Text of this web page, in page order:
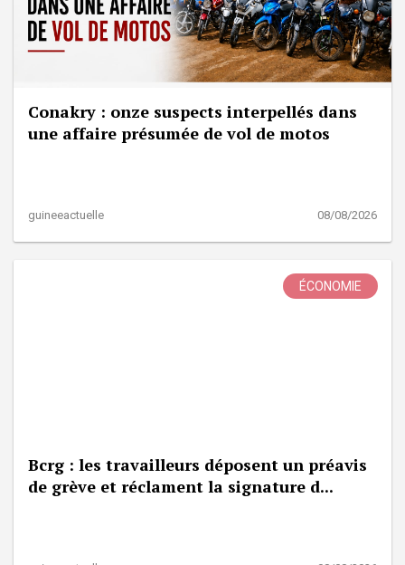
Conakry : onze suspects interpellés dans
une affaire présumée de vol de motos
guineeactuelle 08/08/2026
ÉCONOMIE
Bcrg : les travailleurs déposent un préavis
de grève et réclament la signature d...